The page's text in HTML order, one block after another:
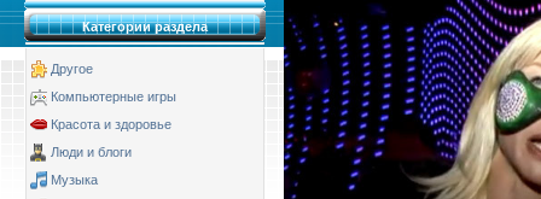
Категории раздела
Другое
Компьютерные игры
Красота и здоровье
Люди и блоги
Музыка